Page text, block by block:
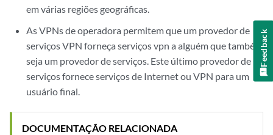
em várias regiões geográficas.
As VPNs de operadora permitem que um provedor de
serviços VPN forneça serviços vpn a alguém que também
seja um provedor de serviços. Este último provedor de
serviços fornece serviços de Internet ou VPN para um
usuário final.
DOCUMENTAÇÃO RELACIONADA
Feedback